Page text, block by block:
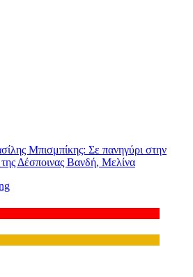
Μπισμπίκης: Σε πανηγύρι στην
Δέσποινας Βανδή, Μελίνα